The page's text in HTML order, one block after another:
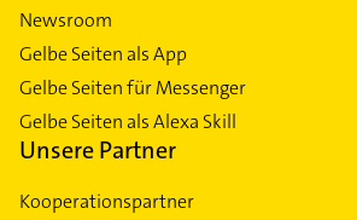
Newsroom
Gelbe Seiten als App
Gelbe Seiten für Messenger
Gelbe Seiten als Alexa Skill
Unsere Partner
Kooperationspartner